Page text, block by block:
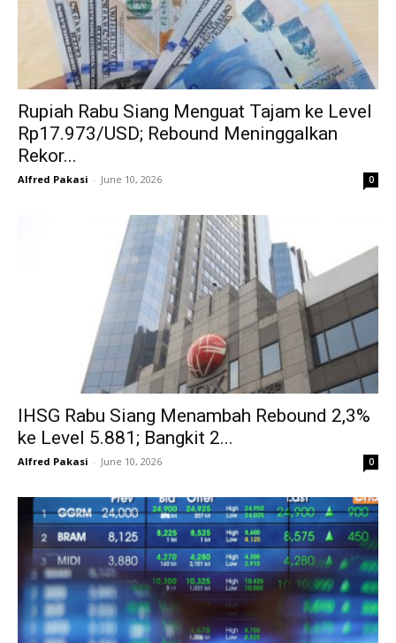
Rupiah Rabu Siang Menguat Tajam ke Level
Rp17.973/USD; Rebound Meninggalkan
Rekor...
Alfred Pakasi - June 10, 2026 0
IHSG Rabu Siang Menambah Rebound 2,3%
ke Level 5.881; Bangkit 2...
Alfred Pakasi - June 10, 2026 0